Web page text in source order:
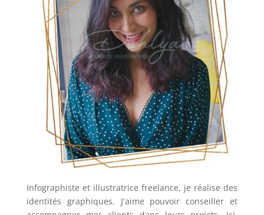
Infographiste et illustratrice freelance, je réalise des
identités graphiques. J'aime pouvoir conseiller et